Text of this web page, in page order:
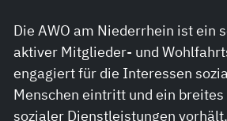
Die AWO am Niederrhein ist ein
aktiver Mitglieder- und
engagiert für die Interessen
Menschen eintritt und ein breites
sozialer Dienstleistungen